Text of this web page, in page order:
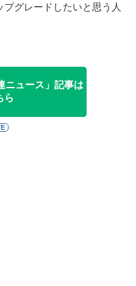
グレードしたいと思う人
ニュース」記事は
ら